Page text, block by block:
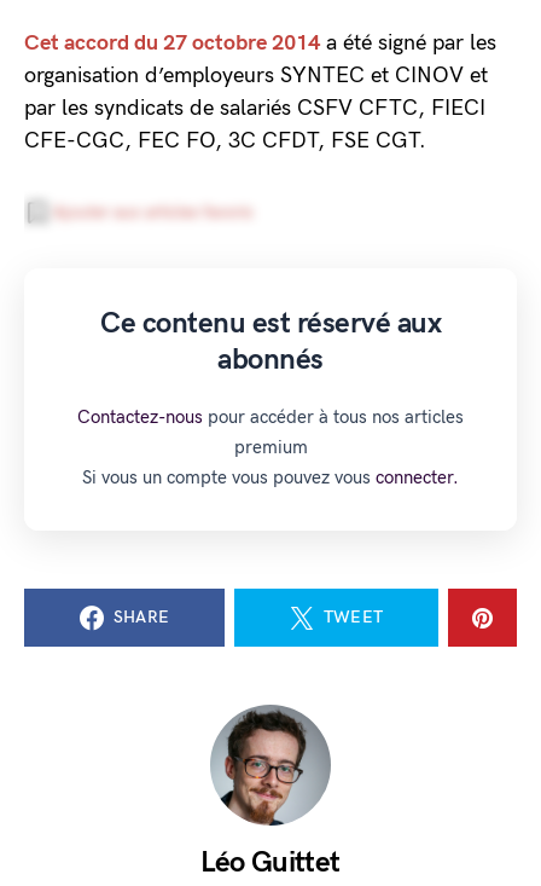
Cet accord du 27 octobre 2014a été signé par les
organisation d’employeurs SYNTEC et CINOV et
par les syndicats de salariés CSFV CFTC, FIECI
CFE-CGC, FEC FO, 3C CFDT, FSE CGT.
Ajouter aux articles favoris
Ce contenu est réservé aux
abonnés
Contactez-nous pour accéder à tous nos articles
premium
Si vous un compte vous pouvez vous connecter.
SHARE TWEET
Léo Guittet